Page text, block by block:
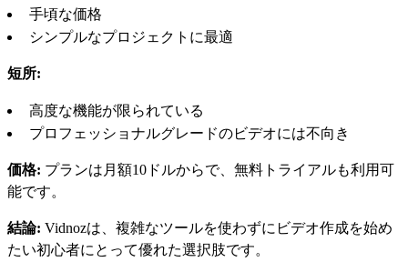
手頃な価格
シンプルなプロジェクトに最適
短所:
高度な機能が限られている
プロフェッショナルグレードのビデオには不向き
価格: プランは月額10ドルからで、無料トライアルも利用可
能です。
結論: Vidnozは、複雑なツールを使わずにビデオ作成を始め
たい初心者にとって優れた選択肢です。